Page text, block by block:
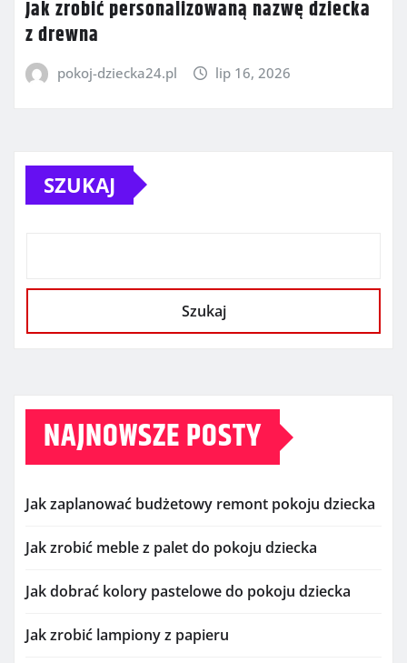
Jak zrobić personalizowaną nazwę dziecka
z drewna
pokoj-dziecka24.pl lip 16, 2026
SZUKAJ
Szukaj
NAJNOWSZE POSTY
Jak zaplanować budżetowy remont pokoju dziecka
Jak zrobić meble z palet do pokoju dziecka
Jak dobrać kolory pastelowe do pokoju dziecka
Jak zrobić lampiony z papieru